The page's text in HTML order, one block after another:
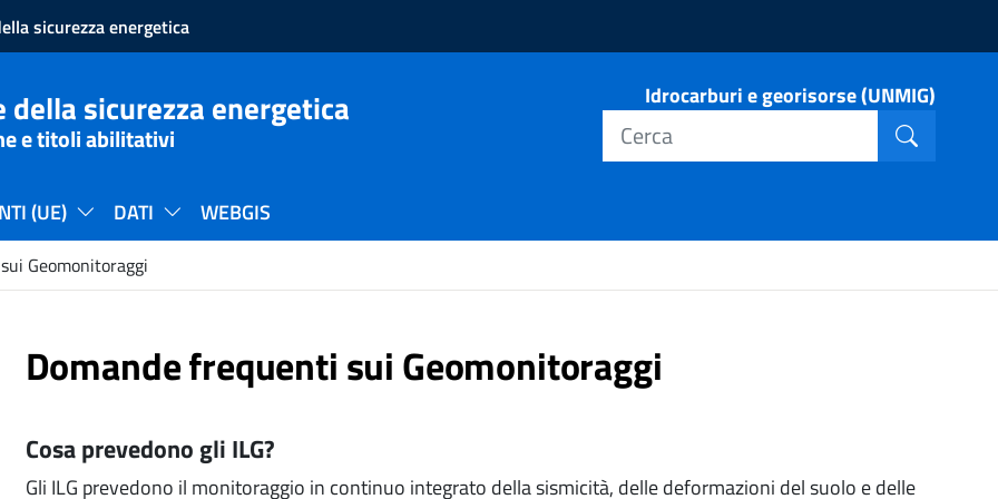
sicurezza energetica
sicurezza energetica
e titoli abilitativi
Idrocarburi e georisorse (UNMIG)
(UE) DATI WEBGIS
Geomonitoraggi
Domande frequenti sui Geomonitoraggi
Cosa prevedono gli ILG?
Gli ILG prevedono il monitoraggio in continuo integrato della sismicità, delle deformazioni del suolo e delle